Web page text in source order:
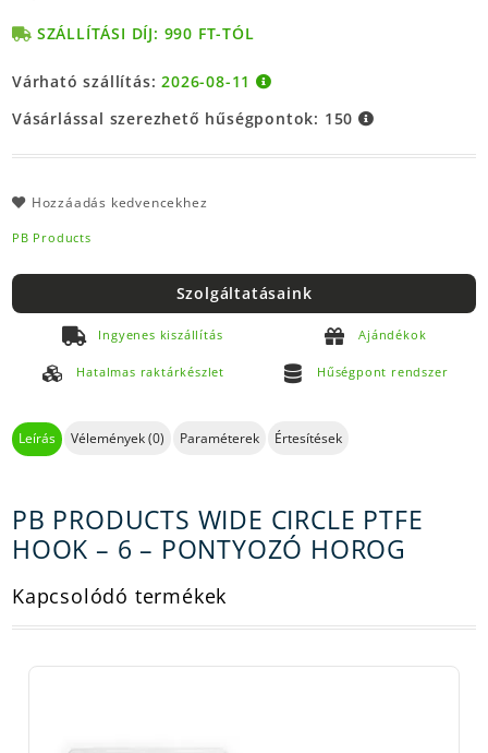
SZÁLLÍTÁSI DÍJ: 990 FT-TÓL
Várható szállítás:2026-08-11
Vásárlással szerezhető hűségpontok: 150
Hozzáadás kedvencekhez
PB Products
Szolgáltatásaink
Ingyenes kiszállítás Ajándékok
Hatalmas raktárkészlet Hűségpont rendszer
Leírás Vélemények (0) Paraméterek Értesítések
PB PRODUCTS WIDE CIRCLE PTFE
HOOK – 6 – PONTYOZÓ HOROG
Kapcsolódó termékek